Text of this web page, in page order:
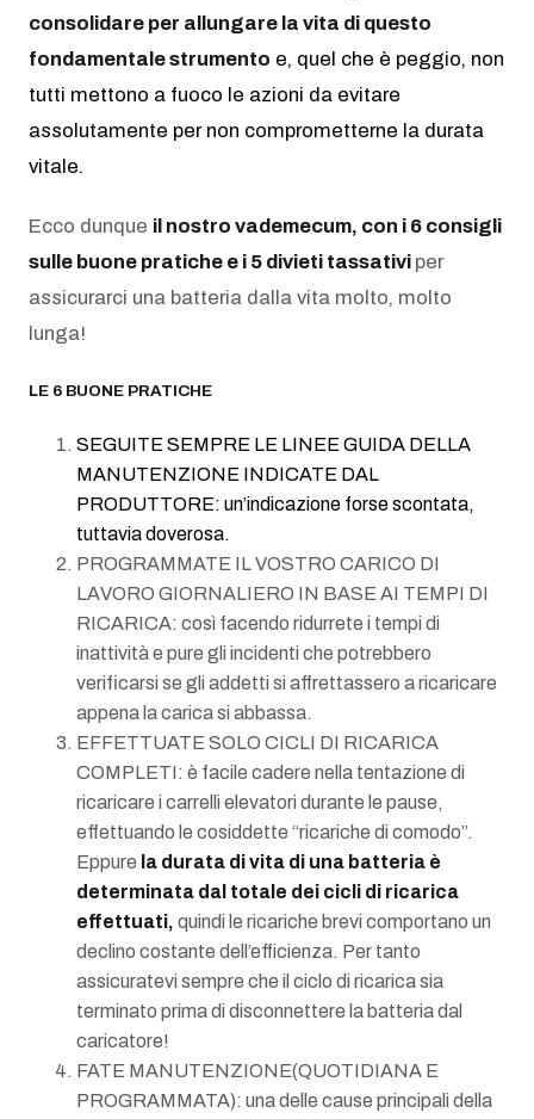
consolidare per allungare la vita di questo
fondamentale strumento e, quel che è peggio, non
tutti mettono a fuoco le azioni da evitare
assolutamente per non comprometterne la durata
vitale.
Ecco dunque il nostro vademecum, con i 6 consigli
sulle buone pratiche e i 5 divieti tassativi per
assicurarci una batteria dalla vita molto, molto
lunga!
LE 6 BUONE PRATICHE
SEGUITE SEMPRE LE LINEE GUIDA DELLA
MANUTENZIONE INDICATE DAL
PRODUTTORE: un’indicazione forse scontata,
tuttavia doverosa.
PROGRAMMATE IL VOSTRO CARICO DI
LAVORO GIORNALIERO IN BASE AI TEMPI DI
RICARICA: così facendo ridurrete i tempi di
inattività e pure gli incidenti che potrebbero
verificarsi se gli addetti si affrettassero a ricaricare
appena la carica si abbassa.
EFFETTUATE SOLO CICLI DI RICARICA
COMPLETI: è facile cadere nella tentazione di
ricaricare i carrelli elevatori durante le pause,
effettuando le cosiddette “ricariche di comodo”.
Eppure la durata di vita di una batteria è
determinata dal totale dei cicli di ricarica
effettuati, quindi le ricariche brevi comportano un
declino costante dell’efficienza. Per tanto
assicuratevi sempre che il ciclo di ricarica sia
terminato prima di disconnettere la batteria dal
caricatore!
FATE MANUTENZIONE(QUOTIDIANA E
PROGRAMMATA): una delle cause principali della